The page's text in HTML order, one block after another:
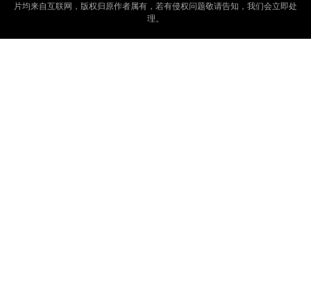
片均来自互联网，版权归原作者属有，若有侵权问题敬请告知，我们会立即处
理。